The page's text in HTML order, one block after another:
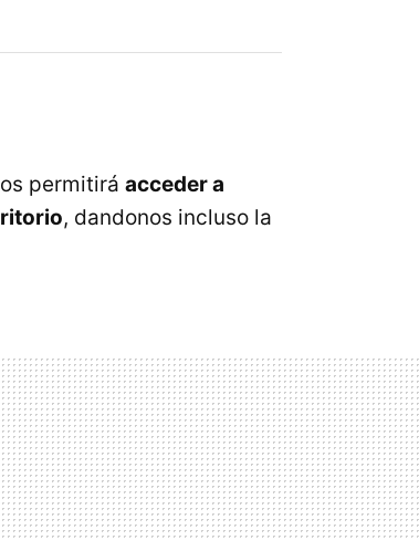
permitirá acceder a
, dandonos incluso la